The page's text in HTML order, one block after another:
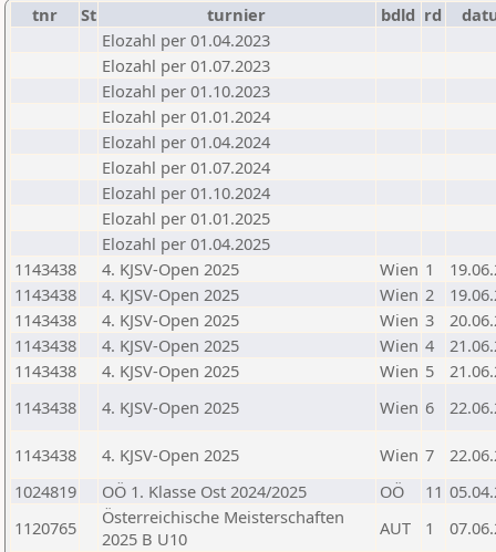
tnr St turnier bdld rd
Elozahl per 01.04.2023
Elozahl per 01.07.2023
Elozahl per 01.10.2023
Elozahl per 01.01.2024
Elozahl per 01.04.2024
Elozahl per 01.07.2024
Elozahl per 01.10.2024
Elozahl per 01.01.2025
Elozahl per 01.04.2025
1143438
4. KJSV-Open 2025 Wien 1
1143438
4. KJSV-Open 2025 Wien 2
1143438
4. KJSV-Open 2025 Wien 3
1143438
4. KJSV-Open 2025 Wien 4
1143438
4. KJSV-Open 2025 Wien 5
1143438
4. KJSV-Open 2025 Wien 6
1143438 4. KJSV-Open 2025 Wien 7
1024819
OÖ 1. Klasse Ost 2024/2025 OÖ 11
1120765
Österreichische Meisterschaften
2025 B U10
AUT 1